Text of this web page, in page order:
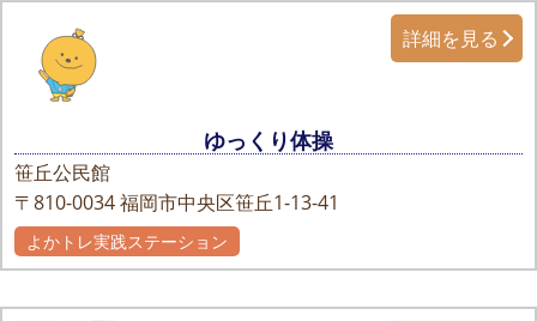
ゆっくり体操
笹丘公民館
〒810-0034福岡市中央区笹丘1-13-41
詳細を見る
よかトレ実践ステーション